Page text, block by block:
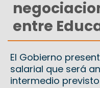
entre
El Gobierno
salarial que será
intermedio